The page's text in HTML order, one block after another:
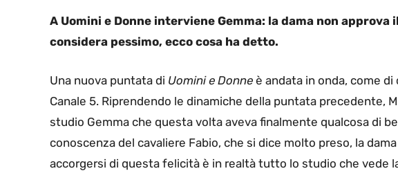
A Uomini e Donne interviene Gemma: la dama non
considera pessimo, ecco cosa ha detto.
Una nuova puntata di Uomini e Donne è andata in onda, come
Canale 5. Riprendendo le dinamiche della puntata precedente,
studio Gemma che questa volta aveva finalmente qualcosa di
conoscenza del cavaliere Fabio, che si dice molto preso, la
accorgersi di questa felicità è in realtà tutto lo studio che vede